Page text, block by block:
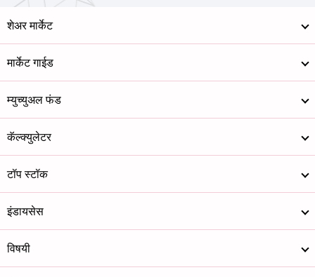
शेअर मार्केट
मार्केट गाईड
म्युच्युअल फंड
कॅल्क्युलेटर
टॉप स्टॉक
इंडायसेस
विषयी